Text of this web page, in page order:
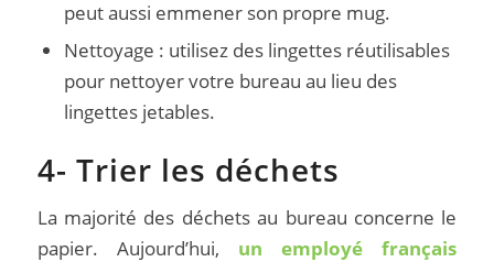
peut aussi emmener son propre mug.
Nettoyage : utilisez des lingettes réutilisables
pour nettoyer votre bureau au lieu des
lingettes jetables.
4- Trier les déchets
La majorité des déchets au bureau concerne le
papier. Aujourd’hui, un employé français